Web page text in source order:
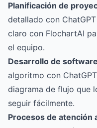
Planificación de
detallado con
claro con FlochartAI
el equipo.
Desarrollo de software
algoritmo con
diagrama de flujo que
seguir fácilmente.
Procesos de atención